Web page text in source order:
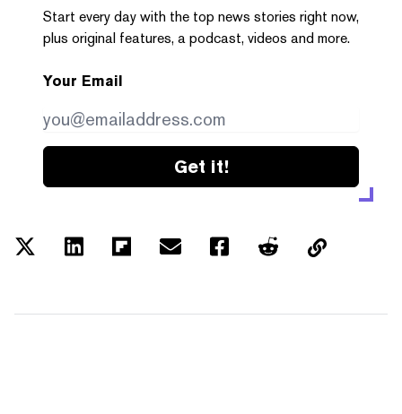
Start every day with the top news stories right now,
plus original features, a podcast, videos and more.
Your Email
Get it!